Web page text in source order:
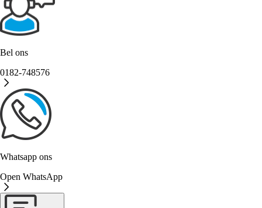
Bel ons
0182-748576
Whatsapp ons
Open WhatsApp